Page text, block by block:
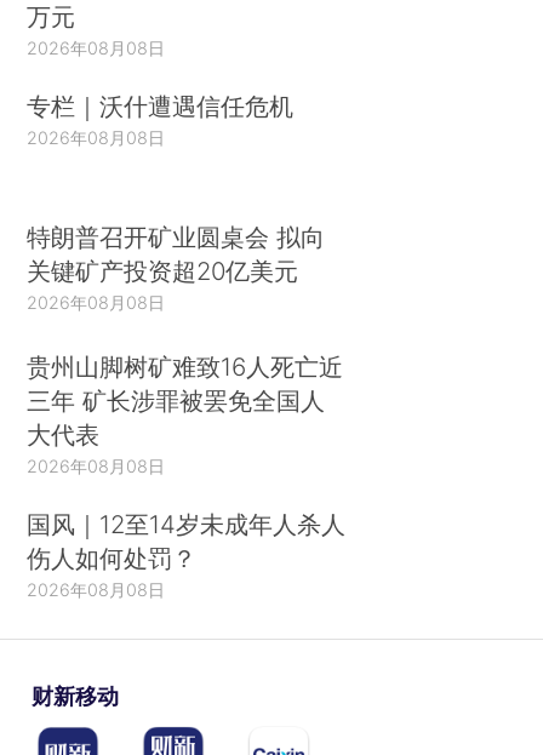
万元
2026年08月08日
专栏｜沃什遭遇信任危机
2026年08月08日
特朗普召开矿业圆桌会 拟向
关键矿产投资超20亿美元
2026年08月08日
贵州山脚树矿难致16人死亡近
三年 矿长涉罪被罢免全国人
大代表
2026年08月08日
国风｜12至14岁未成年人杀人
伤人如何处罚？
2026年08月08日
财新移动